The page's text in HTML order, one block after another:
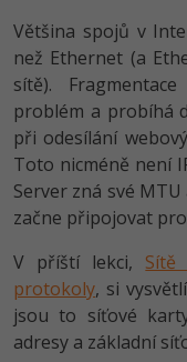
Většina spojů v
než Ethernet (a
sítě).
problém a probíhá
při odesílání
Toto nicméně není
Server zná své
začne připojovat
V příští lekci, Sítě
protokoly, si
jsou to síťové
adresy a základní